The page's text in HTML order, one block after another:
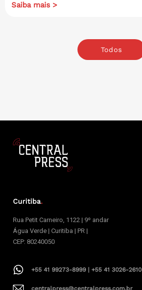
Saiba mais >
Todos
Curitiba.
Rua Petit Carneiro, 1122 | 9º andar
Água Verde | Curitiba | PR |
CEP: 80240050
+55 41 99273-8999 | +55 41 3026-2610